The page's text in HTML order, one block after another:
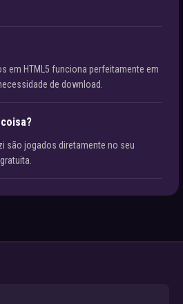
em HTML5 funciona perfeitamente em
de download.
são jogados diretamente no seu